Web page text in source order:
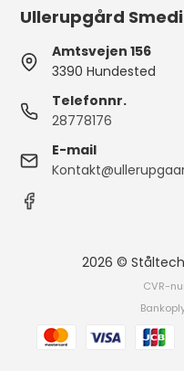
Ullerupgård
Amtsvejen 156
3390 Hundested
Telefonnr.
28778176
E-mail
2026 ©
CVR-